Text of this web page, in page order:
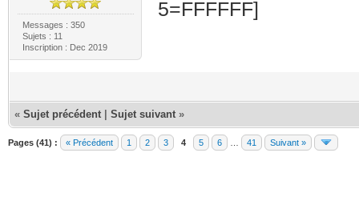
Messages : 350
Sujets : 11
Inscription : Dec 2019
« Sujet précédent Sujet suivant »
Pages (41) : « Précédent 1 2 3 4 5 6 41 Suivant »